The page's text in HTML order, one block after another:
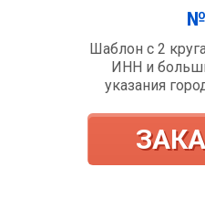
№
Шаблон с 2
ИНН и
указания